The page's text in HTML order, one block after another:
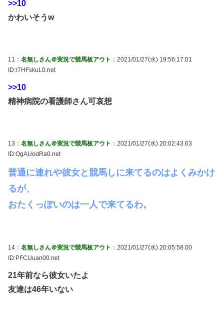
>>10
かわいそうw
11： 名無しさん＠実況で競馬板アウト ：2021/01/27(水) 19:56:17.01
ID:r7HFskuL0.net
>>10
精神病院の看護師さん可哀想
13： 名無しさん＠実況で競馬板アウト ：2021/01/27(水) 20:02:43.63
ID:OgAUodRa0.net
普通に連れや彼女と競馬しに来てるのはよくみかけ
るが、
おたくっぽいのは一人で来てるわ。
14： 名無しさん＠実況で競馬板アウト ：2021/01/27(水) 20:05:58.00
ID:PFCUuan00.net
21年前なら彼女いたよ
友達は46年いない